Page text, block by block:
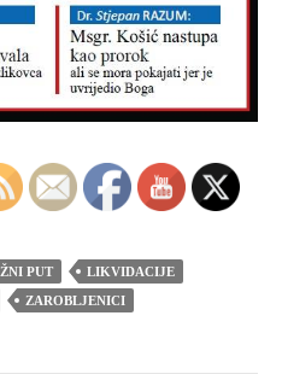
PUT
LIKVIDACIJE
ZAROBLJENICI